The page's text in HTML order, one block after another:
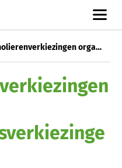
Zelf Scholierenverkiezingen organiseren – Gemeenteraadsverkiezingen 2026